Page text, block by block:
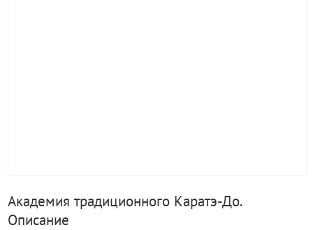
Академия традиционного Каратэ-До.
Описание